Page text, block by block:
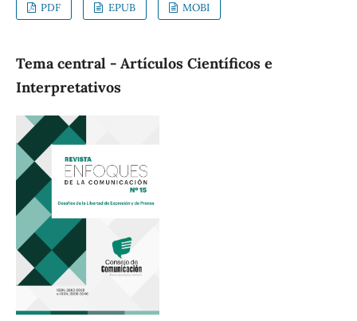
PDF EPUB MOBI
Tema central - Artículos Científicos e
Interpretativos